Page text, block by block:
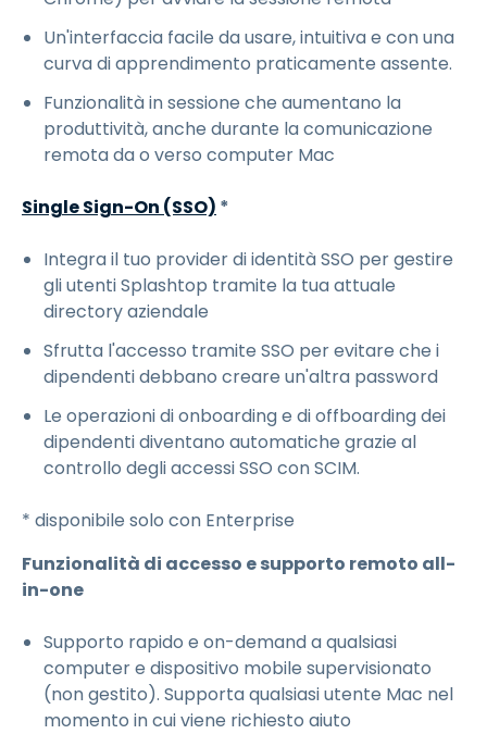
Un'interfaccia facile da usare, intuitiva e con una
curva di apprendimento praticamente assente.
Funzionalità in sessione che aumentano la
produttività, anche durante la comunicazione
remota da o verso computer Mac
Single Sign-On (SSO) *
Integra il tuo provider di identità SSO per gestire
gli utenti Splashtop tramite la tua attuale
directory aziendale
Sfrutta l'accesso tramite SSO per evitare che i
dipendenti debbano creare un'altra password
Le operazioni di onboarding e di offboarding dei
dipendenti diventano automatiche grazie al
controllo degli accessi SSO con SCIM.
* disponibile solo con Enterprise
Funzionalità di accesso e supporto remoto all-
in-one
Supporto rapido e on-demand a qualsiasi
computer e dispositivo mobile supervisionato
(non gestito). Supporta qualsiasi utente Mac nel
momento in cui viene richiesto aiuto